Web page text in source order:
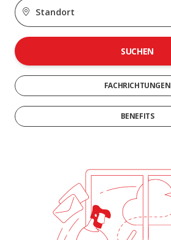
SUCHEN
FACHRICHTUNGEN
BENEFITS